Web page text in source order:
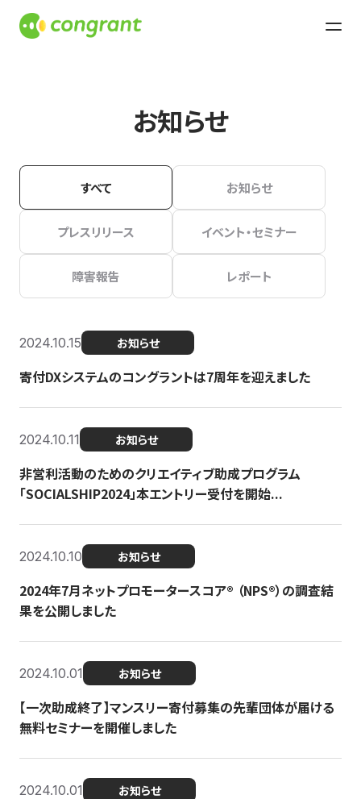
お知らせ
すべて お知らせ
プレスリリース イベント・セミナー
障害報告 レポート
2024.10.15 お知らせ
寄付DXシステムのコングラントは7周年を迎えました
2024.10.11 お知らせ
非営利活動のためのクリエイティブ助成プログラム
「SOCIALSHIP2024」本エントリー受付を開始...
2024.10.10 お知らせ
2024年7月ネットプロモータースコア®︎ （NPS®︎）の調査結
果を公開しました
2024.10.01 お知らせ
【一次助成終了】マンスリー寄付募集の先輩団体が届ける
無料セミナーを開催しました
2024.10.01 お知らせ